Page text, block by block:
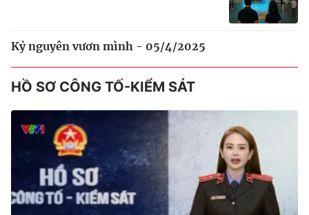
Kỷ nguyên vươn mình - 05/4/2025
HỒ SƠ CÔNG TỐ-KIỂM SÁT